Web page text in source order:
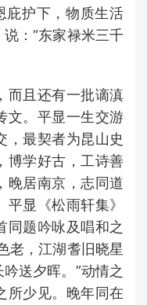
庇护下，物质生活
：“东家禄米三千
而且还有一批谪滇
文。平显一生交游
，最契者为昆山史
博学好古，工诗善
晚居南京，志同道
显《松雨轩集》
同题吟咏及唱和之
老，江湖耆旧晓星
送夕晖。”动情之
所少见。晚年同在